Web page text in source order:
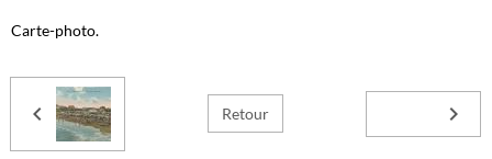
Carte-photo.
Retour